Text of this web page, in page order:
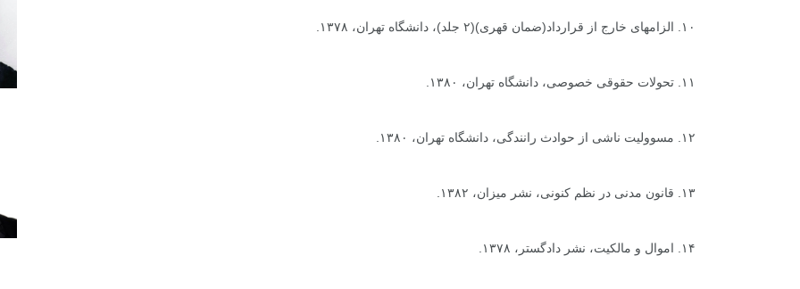
۱۰. الزامهای خارج از قرارداد(ضمان قهری)(۲ جلد)، دانشگاه تهران، ۱۳۷۸.
۱۱. تحولات حقوقی خصوصی، دانشگاه تهران، ۱۳۸۰.
۱۲. مسوولیت ناشی از حوادث رانندگی، دانشگاه تهران، ۱۳۸۰.
۱۳. قانون مدنی در نظم کنونی، نشر میزان، ۱۳۸۲.
۱۴. اموال و مالکیت، نشر دادگستر، ۱۳۷۸.